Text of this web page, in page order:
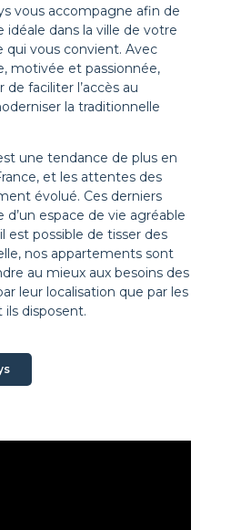
vous accompagne afin de
idéale dans la ville de votre
qui vous convient. Avec
motivée et passionnée,
faciliter l’accès au
la traditionnelle
une tendance de plus en
et les attentes des
évolué. Ces derniers
d’un espace de vie agréable
est possible de tisser des
nos appartements sont
au mieux aux besoins des
leur localisation que par les
disposent.